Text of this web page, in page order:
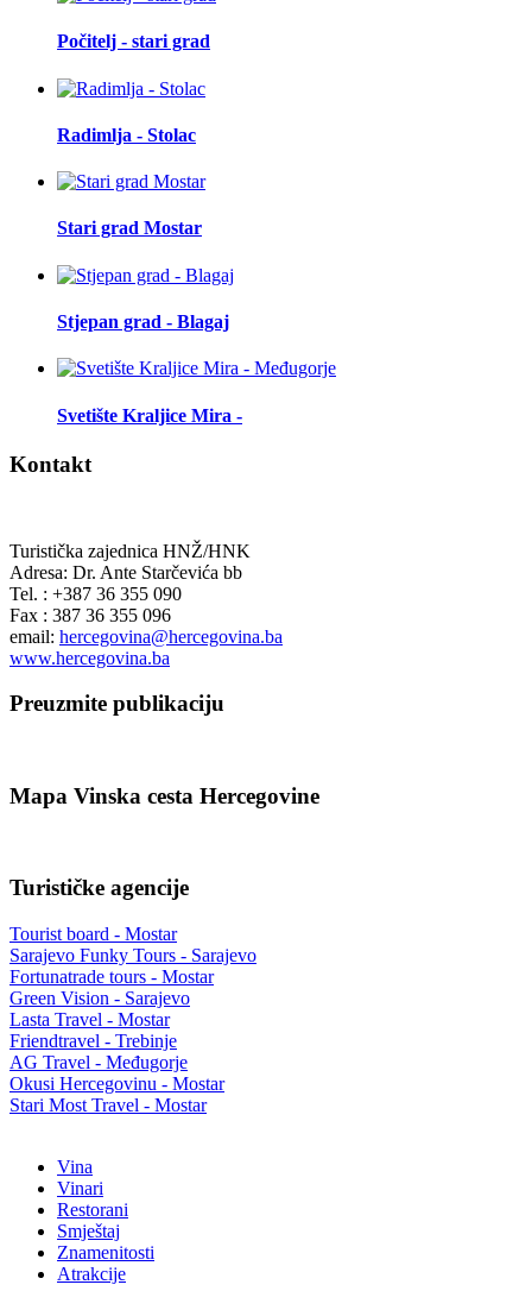
Počitelj - stari grad
Radimlja - Stolac
Stari grad Mostar
Stjepan grad - Blagaj
Svetište Kraljice Mira -
Kontakt
Turistička zajednica HNŽ/HNK
Adresa: Dr. Ante Starčevića bb
Tel. : +387 36 355 090
Fax : 387 36 355 096
email: hercegovina@hercegovina.ba
www.hercegovina.ba
Preuzmite publikaciju
Mapa Vinska cesta Hercegovine
Turističke agencije
Tourist board - Mostar
Sarajevo Funky Tours - Sarajevo
Fortunatrade tours - Mostar
Green Vision - Sarajevo
Lasta Travel - Mostar
Friendtravel - Trebinje
AG Travel - Međugorje
Okusi Hercegovinu - Mostar
Stari Most Travel - Mostar
Vina
Vinari
Restorani
Smještaj
Znamenitosti
Atrakcije